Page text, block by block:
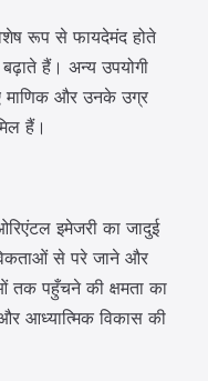
रूप से फायदेमंद होते
हैं। अन्य उपयोगी
माणिक और उनके उग्र
हैं।
इमेजरी का जादुई
से परे जाने और
पहुँचने की क्षमता का
आध्यात्मिक विकास की